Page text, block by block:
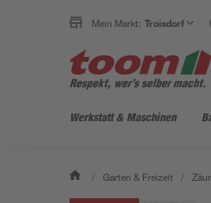
Mein Markt: Troisdorf
Werkstatt & Maschinen
/ Garten & Freizeit /